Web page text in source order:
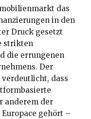
das
in den
Druck gesetzt
strikten
die errungenen
Der
dass
anderem der
gehört –